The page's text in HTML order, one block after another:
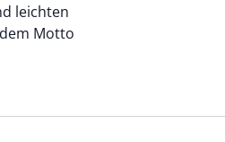
leichten
Motto